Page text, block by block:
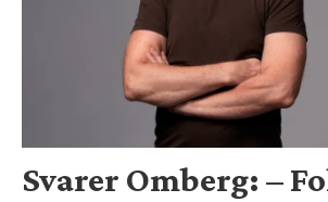
Svarer Omberg: –